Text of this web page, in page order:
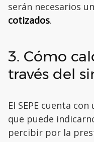
serán necesarios
cotizados.
3. Cómo
través del
El SEPE cuenta con
que puede
percibir por la